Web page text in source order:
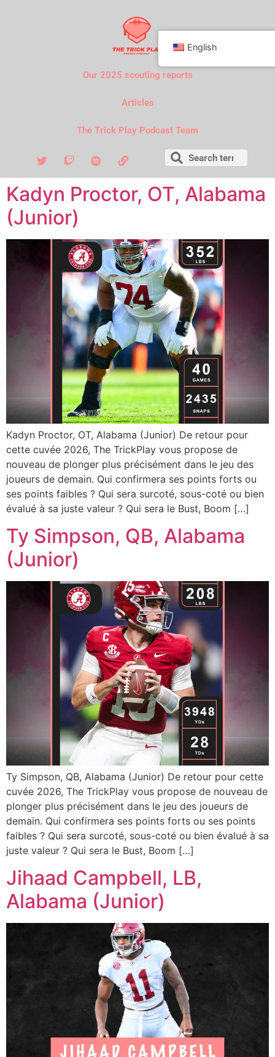
Our 2025 scouting reports
Articles
The Trick Play Podcast Team
Kadyn Proctor, OT, Alabama
(Junior)
Kadyn Proctor, OT, Alabama (Junior) De retour pour
cette cuvée 2026, The TrickPlay vous propose de
nouveau de plonger plus précisément dans le jeu des
joueurs de demain. Qui confirmera ses points forts ou
ses points faibles ? Qui sera surcoté, sous-coté ou bien
évalué à sa juste valeur ? Qui sera le Bust, Boom […]
Ty Simpson, QB, Alabama
(Junior)
Ty Simpson, QB, Alabama (Junior) De retour pour cette
cuvée 2026, The TrickPlay vous propose de nouveau de
plonger plus précisément dans le jeu des joueurs de
demain. Qui confirmera ses points forts ou ses points
faibles ? Qui sera surcoté, sous-coté ou bien évalué à sa
juste valeur ? Qui sera le Bust, Boom […]
Jihaad Campbell, LB,
Alabama (Junior)
English